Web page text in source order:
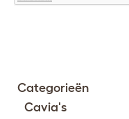
Categorieën
Cavia's